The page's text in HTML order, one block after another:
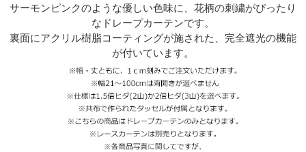
サーモンピンクのような優しい色味に、花柄の刺繍がぴったり
なドレープカーテンです。
裏面にアクリル樹脂コーティングが施された、完全遮光の機能
が付いています。